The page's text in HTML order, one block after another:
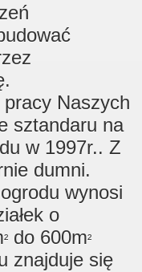
pracy Naszych
sztandaru na
w 1997r.. Z
dumni.
wynosi
o
² do 600m²
znajduje się